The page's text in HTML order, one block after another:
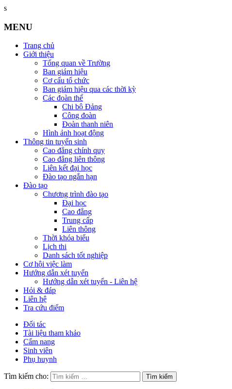
s
MENU
Trang chủ
Giới thiệu
Tổng quan về Trường
Ban giám hiệu
Cơ cấu tổ chức
Ban giám hiệu qua các thời kỳ
Các đoàn thể
Chi bộ Đảng
Công đoàn
Đoàn thanh niên
Hình ảnh hoạt động
Thông tin tuyển sinh
Cao đẳng chính quy
Cao đẳng liên thông
Liên kết đại học
Đào tạo ngắn hạn
Đào tạo
Chương trình đào tạo
Đại học
Cao đẳng
Trung cấp
Liên thông
Thời khóa biểu
Lịch thi
Danh sách tốt nghiệp
Cơ hội việc làm
Hướng dẫn xét tuyển
Hướng dẫn xét tuyển - Liên hệ
Hỏi & đáp
Liên hệ
Tra cứu điểm
Đối tác
Tài liệu tham khảo
Cẩm nang
Sinh viên
Phụ huynh
Tìm kiếm cho: